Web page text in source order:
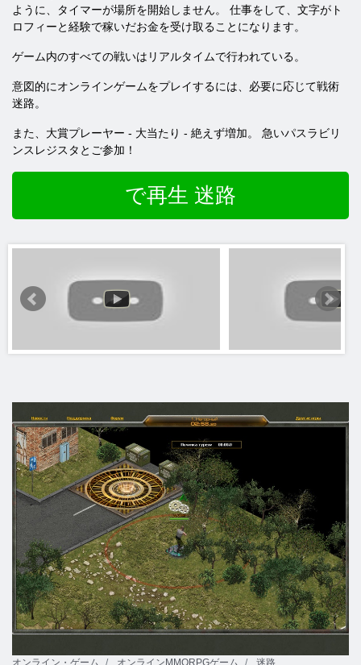
ように、タイマーが場所を開始しません。 仕事をして、文字がト
ロフィーと経験で稼いだお金を受け取ることになります。
ゲーム内のすべての戦いはリアルタイムで行われている。
意図的にオンラインゲームをプレイするには、必要に応じて戦術
迷路。
また、大賞プレーヤー - 大当たり - 絶えず増加。 急いパスラビリ
ンスレジスタとご参加！
で再生 迷路
オンライン・ゲーム オンラインMMORPGゲーム 迷路